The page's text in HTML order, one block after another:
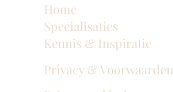
Home
Specialisaties
Kennis & Inspiratie
Privacy & Voorwaarden